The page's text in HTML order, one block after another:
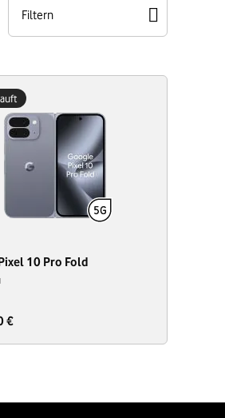
Filtern
10 Pro Fold
€